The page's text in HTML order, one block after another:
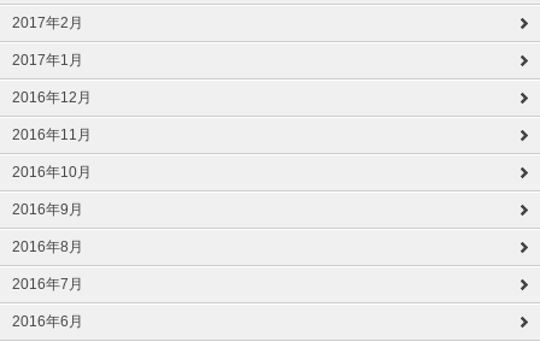
2017年2月
2017年1月
2016年12月
2016年11月
2016年10月
2016年9月
2016年8月
2016年7月
2016年6月